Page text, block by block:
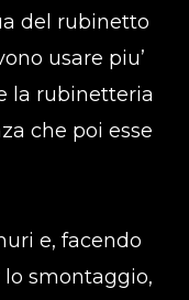
del rubinetto
usare piu’
la rubinetteria
che poi esse
e, facendo
lo smontaggio,